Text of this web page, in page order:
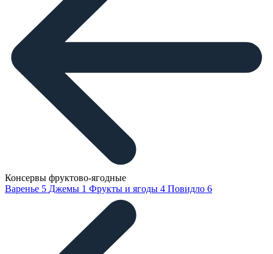
Консервы фруктово-ягодные
Варенье 5 Джемы 1 Фрукты и ягоды 4 Повидло 6